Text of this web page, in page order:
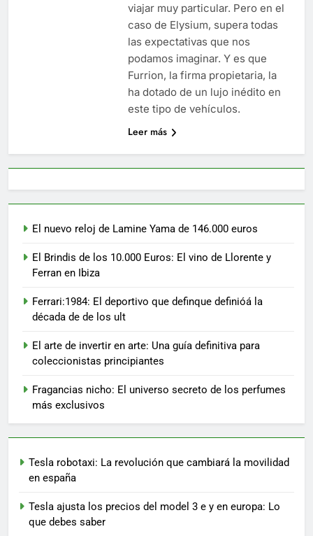
viajar muy particular. Pero en el
caso de Elysium, supera todas
las expectativas que nos
podamos imaginar. Y es que
Furrion, la firma propietaria, la
ha dotado de un lujo inédito en
este tipo de vehículos.
Leer más
El nuevo reloj de Lamine Yama de 146.000 euros
El Brindis de los 10.000 Euros: El vino de Llorente y
Ferran en Ibiza
Ferrari:1984: El deportivo que definque definióá la
década de de los ult
El arte de invertir en arte: Una guía definitiva para
coleccionistas principiantes
Fragancias nicho: El universo secreto de los perfumes
más exclusivos
Tesla robotaxi: La revolución que cambiará la movilidad
en españa
Tesla ajusta los precios del model 3 e y en europa: Lo
que debes saber